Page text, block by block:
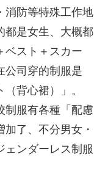
防等特殊工作地
都是女生、大概都
ベスト＋スカー
公司穿的制服是
背心裙）」。
服有各種「配慮
加了、不分男女・
ンダーレス制服